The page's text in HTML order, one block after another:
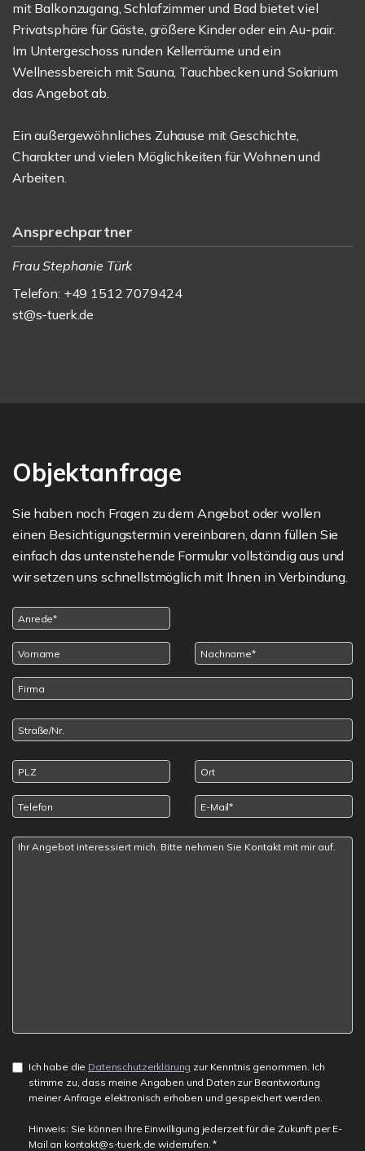
mit Balkonzugang, Schlafzimmer und Bad bietet viel
Privatsphäre für Gäste, größere Kinder oder ein Au-pair.
Im Untergeschoss runden Kellerräume und ein
Wellnessbereich mit Sauna, Tauchbecken und Solarium
das Angebot ab.
Ein außergewöhnliches Zuhause mit Geschichte,
Charakter und vielen Möglichkeiten für Wohnen und
Arbeiten.
Ansprechpartner
Frau Stephanie Türk
Telefon: +49 1512 7079424
st@s-tuerk.de
Objektanfrage
Sie haben noch Fragen zu dem Angebot oder wollen
einen Besichtigungstermin vereinbaren, dann füllen Sie
einfach das untenstehende Formular vollständig aus und
wir setzen uns schnellstmöglich mit Ihnen in Verbindung.
Ich habe die Datenschutzerklärung zur Kenntnis genommen. Ich
stimme zu, dass meine Angaben und Daten zur Beantwortung
meiner Anfrage elektronisch erhoben und gespeichert werden.
Hinweis: Sie können Ihre Einwilligung jederzeit für die Zukunft per E-
Mail an kontakt@s-tuerk.de widerrufen. *